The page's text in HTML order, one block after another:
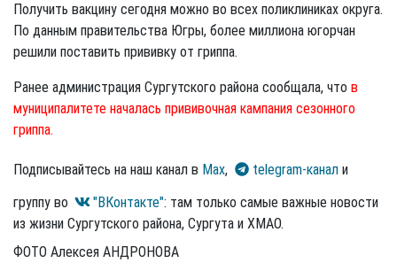
Получить вакцину сегодня можно во всех поликлиниках округа.
По данным правительства Югры, более миллиона югорчан
решили поставить прививку от гриппа.
Ранее администрация Сургутского района сообщала, что в
муниципалитете началась прививочная кампания сезонного
гриппа.
Подписывайтесь на наш канал в Max, telegram-канал и
группу во
"ВКонтакте": там только самые важные новости
из жизни Сургутского района, Сургута и ХМАО.
ФОТО Алексея АНДРОНОВА